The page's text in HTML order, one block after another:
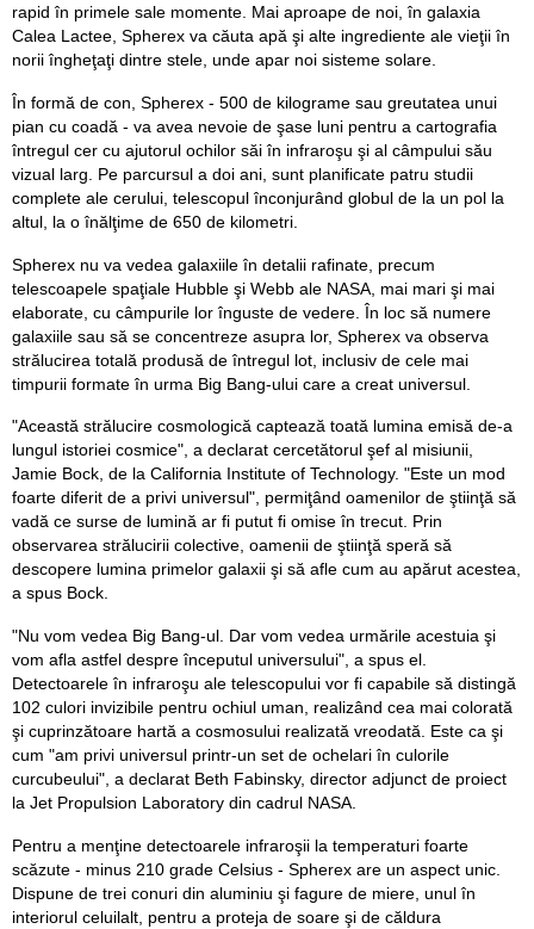
rapid în primele sale momente. Mai aproape de noi, în galaxia
Calea Lactee, Spherex va căuta apă şi alte ingrediente ale vieţii în
norii îngheţaţi dintre stele, unde apar noi sisteme solare.
În formă de con, Spherex - 500 de kilograme sau greutatea unui
pian cu coadă - va avea nevoie de şase luni pentru a cartografia
întregul cer cu ajutorul ochilor săi în infraroşu şi al câmpului său
vizual larg. Pe parcursul a doi ani, sunt planificate patru studii
complete ale cerului, telescopul înconjurând globul de la un pol la
altul, la o înălţime de 650 de kilometri.
Spherex nu va vedea galaxiile în detalii rafinate, precum
telescoapele spaţiale Hubble şi Webb ale NASA, mai mari şi mai
elaborate, cu câmpurile lor înguste de vedere. În loc să numere
galaxiile sau să se concentreze asupra lor, Spherex va observa
strălucirea totală produsă de întregul lot, inclusiv de cele mai
timpurii formate în urma Big Bang-ului care a creat universul.
"Această strălucire cosmologică captează toată lumina emisă de-a
lungul istoriei cosmice", a declarat cercetătorul şef al misiunii,
Jamie Bock, de la California Institute of Technology. "Este un mod
foarte diferit de a privi universul", permiţând oamenilor de ştiinţă să
vadă ce surse de lumină ar fi putut fi omise în trecut. Prin
observarea strălucirii colective, oamenii de ştiinţă speră să
descopere lumina primelor galaxii şi să afle cum au apărut acestea,
a spus Bock.
"Nu vom vedea Big Bang-ul. Dar vom vedea urmările acestuia şi
vom afla astfel despre începutul universului", a spus el.
Detectoarele în infraroşu ale telescopului vor fi capabile să distingă
102 culori invizibile pentru ochiul uman, realizând cea mai colorată
şi cuprinzătoare hartă a cosmosului realizată vreodată. Este ca şi
cum "am privi universul printr-un set de ochelari în culorile
curcubeului", a declarat Beth Fabinsky, director adjunct de proiect
la Jet Propulsion Laboratory din cadrul NASA.
Pentru a menţine detectoarele infraroşii la temperaturi foarte
scăzute - minus 210 grade Celsius - Spherex are un aspect unic.
Dispune de trei conuri din aluminiu şi fagure de miere, unul în
interiorul celuilalt, pentru a proteja de soare şi de căldura